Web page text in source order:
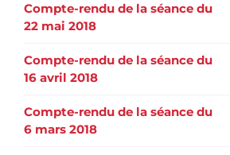
Compte-rendu de la séance du
22 mai 2018
Compte-rendu de la séance du
16 avril 2018
Compte-rendu de la séance du
6 mars 2018